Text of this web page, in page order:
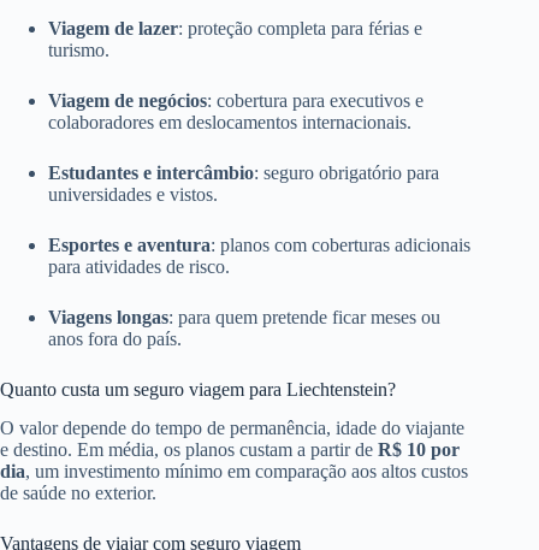
Viagem de lazer: proteção completa para férias e
turismo.
Viagem de negócios: cobertura para executivos e
colaboradores em deslocamentos internacionais.
Estudantes e intercâmbio: seguro obrigatório para
universidades e vistos.
Esportes e aventura: planos com coberturas adicionais
para atividades de risco.
Viagens longas: para quem pretende ficar meses ou
anos fora do país.
Quanto custa um seguro viagem para Liechtenstein?
O valor depende do tempo de permanência, idade do viajante
e destino. Em média, os planos custam a partir de R$ 10 por
dia, um investimento mínimo em comparação aos altos custos
de saúde no exterior.
Vantagens de viajar com seguro viagem